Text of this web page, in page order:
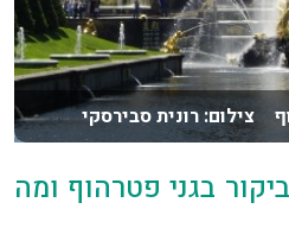
בגני פטרהוף ומה